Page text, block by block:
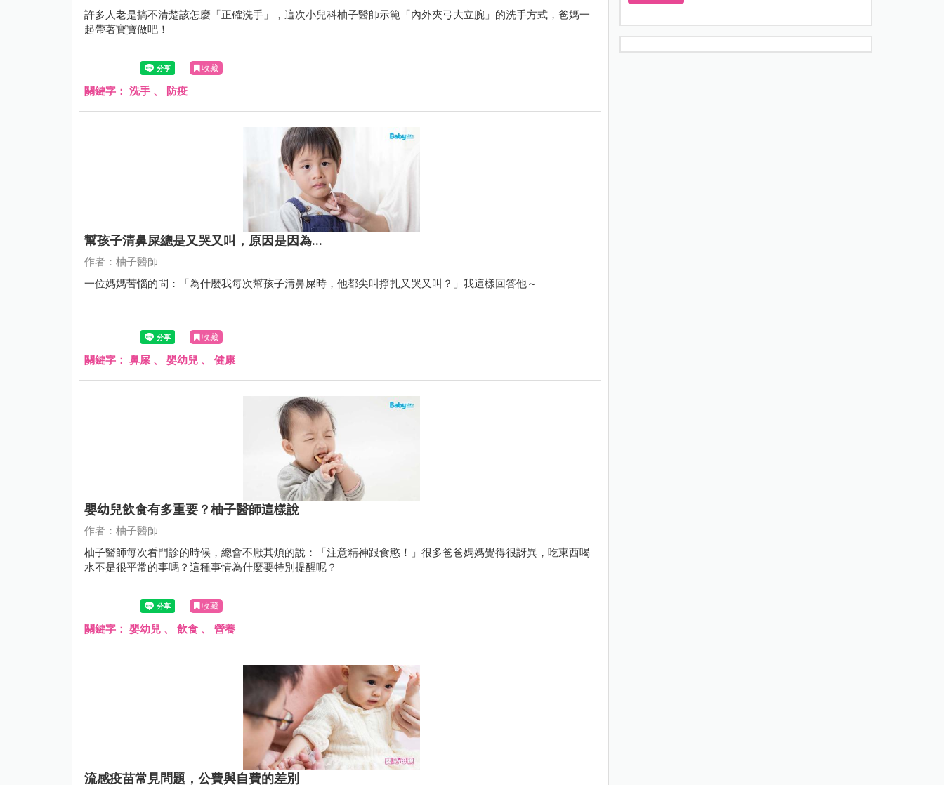
許多人老是搞不清楚該怎麼「正確洗手」，這次小兒科柚子醫師示範「內外夾弓大立腕」的洗手方式，爸媽一
起帶著寶寶做吧！
收藏
關鍵字： 洗手 、 防疫
幫孩子清鼻屎總是又哭又叫，原因是因為...
作者：柚子醫師
一位媽媽苦惱的問：「為什麼我每次幫孩子清鼻屎時，他都尖叫掙扎又哭又叫？」我這樣回答他～
收藏
關鍵字： 鼻屎 、 嬰幼兒 、 健康
嬰幼兒飲食有多重要？柚子醫師這樣說
作者：柚子醫師
柚子醫師每次看門診的時候，總會不厭其煩的說：「注意精神跟食慾！」很多爸爸媽媽覺得很訝異，吃東西喝
水不是很平常的事嗎？這種事情為什麼要特別提醒呢？
收藏
關鍵字： 嬰幼兒 、 飲食 、 營養
流感疫苗常見問題，公費與自費的差別